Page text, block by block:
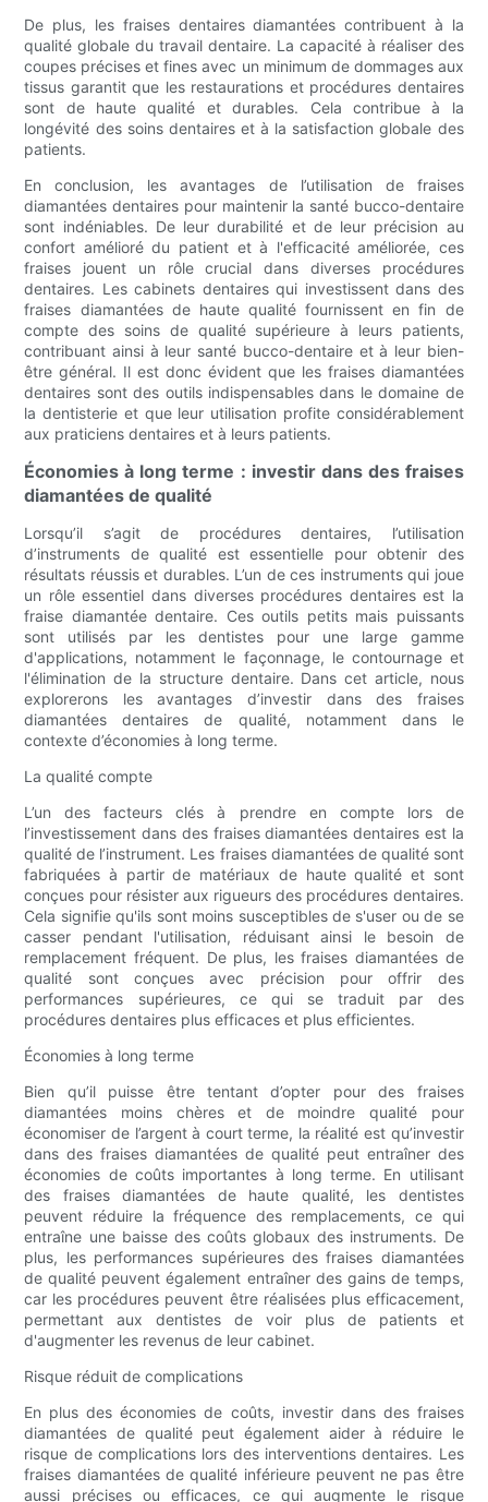
De plus, les fraises dentaires diamantées contribuent à la
qualité globale du travail dentaire. La capacité à réaliser des
coupes précises et fines avec un minimum de dommages aux
tissus garantit que les restaurations et procédures dentaires
sont de haute qualité et durables. Cela contribue à la
longévité des soins dentaires et à la satisfaction globale des
patients.
En conclusion, les avantages de l’utilisation de fraises
diamantées dentaires pour maintenir la santé bucco-dentaire
sont indéniables. De leur durabilité et de leur précision au
confort amélioré du patient et à l'efficacité améliorée, ces
fraises jouent un rôle crucial dans diverses procédures
dentaires. Les cabinets dentaires qui investissent dans des
fraises diamantées de haute qualité fournissent en fin de
compte des soins de qualité supérieure à leurs patients,
contribuant ainsi à leur santé bucco-dentaire et à leur bien-
être général. Il est donc évident que les fraises diamantées
dentaires sont des outils indispensables dans le domaine de
la dentisterie et que leur utilisation profite considérablement
aux praticiens dentaires et à leurs patients.
Économies à long terme : investir dans des fraises
diamantées de qualité
Lorsqu’il s’agit de procédures dentaires, l’utilisation
d’instruments de qualité est essentielle pour obtenir des
résultats réussis et durables. L’un de ces instruments qui joue
un rôle essentiel dans diverses procédures dentaires est la
fraise diamantée dentaire. Ces outils petits mais puissants
sont utilisés par les dentistes pour une large gamme
d'applications, notamment le façonnage, le contournage et
l'élimination de la structure dentaire. Dans cet article, nous
explorerons les avantages d’investir dans des fraises
diamantées dentaires de qualité, notamment dans le
contexte d’économies à long terme.
La qualité compte
L’un des facteurs clés à prendre en compte lors de
l’investissement dans des fraises diamantées dentaires est la
qualité de l’instrument. Les fraises diamantées de qualité sont
fabriquées à partir de matériaux de haute qualité et sont
conçues pour résister aux rigueurs des procédures dentaires.
Cela signifie qu'ils sont moins susceptibles de s'user ou de se
casser pendant l'utilisation, réduisant ainsi le besoin de
remplacement fréquent. De plus, les fraises diamantées de
qualité sont conçues avec précision pour offrir des
performances supérieures, ce qui se traduit par des
procédures dentaires plus efficaces et plus efficientes.
Économies à long terme
Bien qu’il puisse être tentant d’opter pour des fraises
diamantées moins chères et de moindre qualité pour
économiser de l’argent à court terme, la réalité est qu’investir
dans des fraises diamantées de qualité peut entraîner des
économies de coûts importantes à long terme. En utilisant
des fraises diamantées de haute qualité, les dentistes
peuvent réduire la fréquence des remplacements, ce qui
entraîne une baisse des coûts globaux des instruments. De
plus, les performances supérieures des fraises diamantées
de qualité peuvent également entraîner des gains de temps,
car les procédures peuvent être réalisées plus efficacement,
permettant aux dentistes de voir plus de patients et
d'augmenter les revenus de leur cabinet.
Risque réduit de complications
En plus des économies de coûts, investir dans des fraises
diamantées de qualité peut également aider à réduire le
risque de complications lors des interventions dentaires. Les
fraises diamantées de qualité inférieure peuvent ne pas être
aussi précises ou efficaces, ce qui augmente le risque